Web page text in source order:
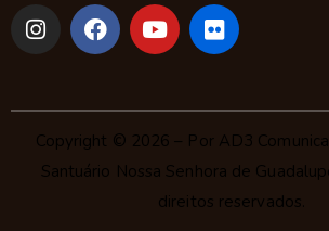
Copyright © 2026 – Por AD3
Santuário Nossa Senhora de
direitos reservados.